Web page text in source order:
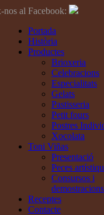
nos al Facebook:
Portada
Història
Productes
Brioxeria
Celebracions
Especialitats
Gelats
Pastisseria
Petit fours
Postres
Xocolata
Toni Viñas
Presentació
Peces
Consursos i
demostracions
Receptes
Contacte